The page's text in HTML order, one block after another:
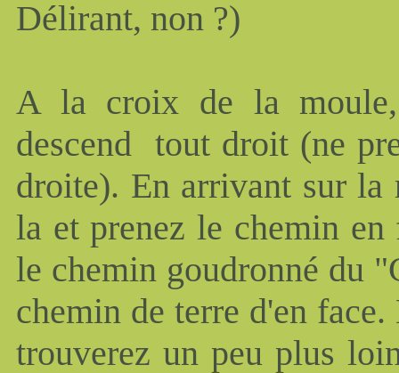
Délirant, non ?)
A la croix de la
descend tout droit (ne
droite). En arrivant sur la
la et prenez le chemin en
le chemin goudronné du
chemin de terre d'en
trouverez un peu plus